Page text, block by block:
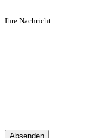
Ihre Nachricht